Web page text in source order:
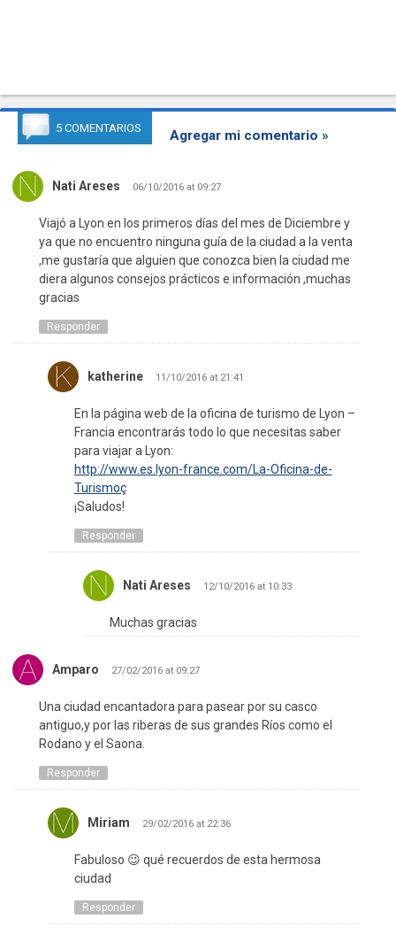
5 COMENTARIOS Agregar mi comentario »
Nati Areses 06/10/2016 at 09:27
Viajó a Lyon en los primeros días del mes de Diciembre y
ya que no encuentro ninguna guía de la ciudad a la venta
,me gustaría que alguien que conozca bien la ciudad me
diera algunos consejos prácticos e información ,muchas
gracias
Responder
katherine 11/10/2016 at 21:41
En la página web de la oficina de turismo de Lyon –
Francia encontrarás todo lo que necesitas saber
para viajar a Lyon:
http://www.es.lyon-france.com/La-Oficina-de-
Turismoç
¡Saludos!
Responder
Nati Areses 12/10/2016 at 10:33
Muchas gracias
Amparo 27/02/2016 at 09:27
Una ciudad encantadora para pasear por su casco
antiguo,y por las riberas de sus grandes Ríos como el
Rodano y el Saona.
Responder
Miriam 29/02/2016 at 22:36
Fabuloso 😉 qué recuerdos de esta hermosa
ciudad
Responder